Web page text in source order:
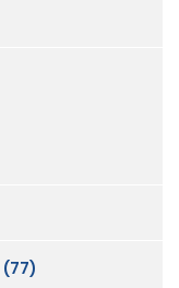
(77)